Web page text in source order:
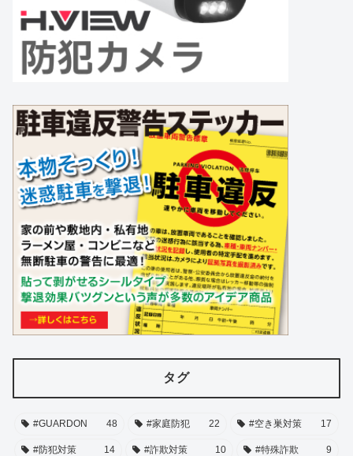
タグ
#GUARDON 48 #家庭防犯 22 #空き巣対策 17
#防犯対策 14 #詐欺対策 10 #特殊詐欺 9